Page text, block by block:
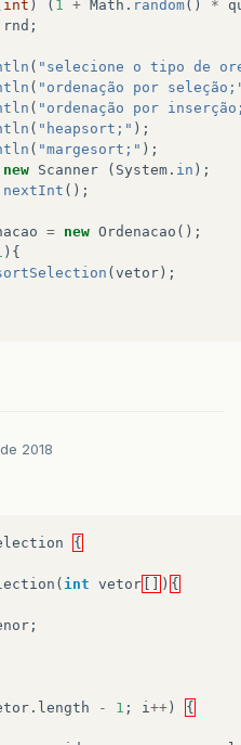
int ) ( 1 + Math . random() *
rnd ;
( "selecione o tipo de
( "ordenação por
( "ordenação por
( "heapsort;" );
( "margesort;" );
new Scanner ( System . in );
nextInt ();
= new Ordenacao ();
){
(vetor);
2018
{
( int vetor ) {
;
. length - 1 ; i++ ) {